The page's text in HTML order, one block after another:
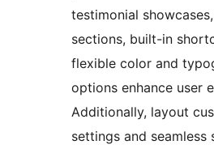
testimonial
sections, built-in
flexible color and
options enhance user
Additionally, layout
settings and seamless